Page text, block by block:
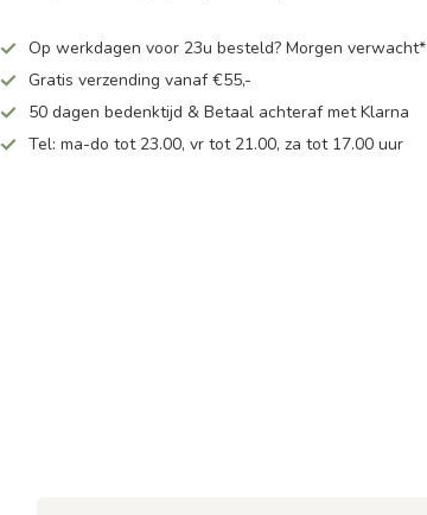
Op werkdagen voor 23u besteld? Morgen verwacht*
Gratis verzending vanaf €55,-
50 dagen bedenktijd & Betaal achteraf met Klarna
Tel: ma-do tot 23.00, vr tot 21.00, za tot 17.00 uur